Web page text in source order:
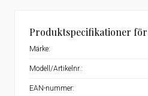
Produktspecifikationer för
Märke:
Modell/Artikelnr.:
EAN-nummer: